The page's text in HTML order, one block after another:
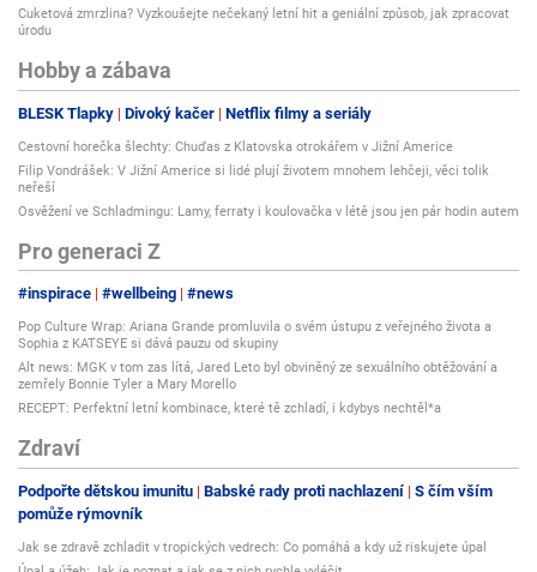
Cuketová zmrzlina? Vyzkoušejte nečekaný letní hit a geniální způsob, jak zpracovat
úrodu
Hobby a zábava
BLESK Tlapky Divoký kačer Netflix filmy a seriály
Cestovní horečka šlechty: Chuďas z Klatovska otrokářem v Jižní Americe
Filip Vondrášek: V Jižní Americe si lidé plují životem mnohem lehčeji, věci tolik
neřeší
Osvěžení ve Schladmingu: Lamy, ferraty i koulovačka v létě jsou jen pár hodin autem
Pro generaci Z
#inspirace #wellbeing #news
Pop Culture Wrap: Ariana Grande promluvila o svém ústupu z veřejného života a
Sophia z KATSEYE si dává pauzu od skupiny
Alt news: MGK v tom zas lítá, Jared Leto byl obviněný ze sexuálního obtěžování a
zemřely Bonnie Tyler a Mary Morello
RECEPT: Perfektní letní kombinace, které tě zchladí, i kdybys nechtěl*a
Zdraví
Podpořte dětskou imunitu Babské rady proti nachlazení S čím vším
pomůže rýmovník
Jak se zdravě zchladit v tropických vedrech: Co pomáhá a kdy už riskujete úpal